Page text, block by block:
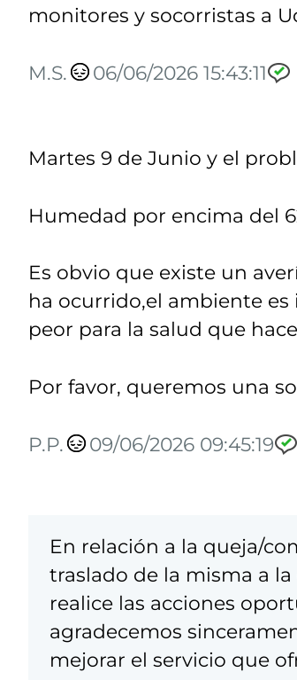
monitores y socorristas a
M.S. 06/06/2026 15:43:11
Martes 9 de Junio y el
Humedad por encima del
Es obvio que existe un
ha ocurrido,el ambiente
peor para la salud que
Por favor, queremos una
P.P. 09/06/2026 09:45:19
En relación a la queja/
traslado de la misma a
realice las acciones
agradecemos
mejorar el servicio que